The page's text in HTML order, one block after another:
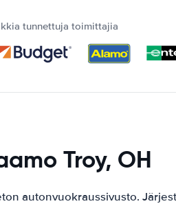
tunnettuja toimittajia
Troy, OH
autonvuokraussivusto.